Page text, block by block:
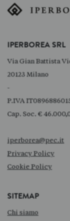
IPERBOREA SRL
Via Gian Battista
20123 Milano
-
P.IVA
Cap. Soc. €
iperborea@pec.it
Privacy Policy
Cookie Policy
SITEMAP
Chi siamo